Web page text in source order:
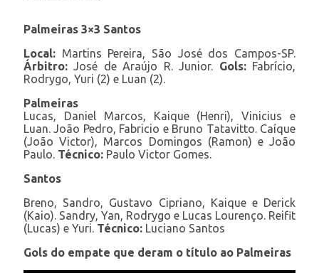
Palmeiras 3×3 Santos
Local: Martins Pereira, São José dos Campos-SP.
Árbitro:José de Araújo R. Junior. Gols:Fabrício,
Rodrygo, Yuri (2) e Luan (2).
Palmeiras
Lucas, Daniel Marcos, Kaique (Henri), Vinicius e
Luan. João Pedro, Fabricio e Bruno Tatavitto. Caíque
(João Victor), Marcos Domingos (Ramon) e João
Paulo. Técnico: Paulo Victor Gomes.
Santos
Breno, Sandro, Gustavo Cipriano, Kaique e Derick
(Kaio). Sandry, Yan, Rodrygo e Lucas Lourenço. Reifit
(Lucas) e Yuri. Técnico: Luciano Santos
Gols do empate que deram o título ao Palmeiras